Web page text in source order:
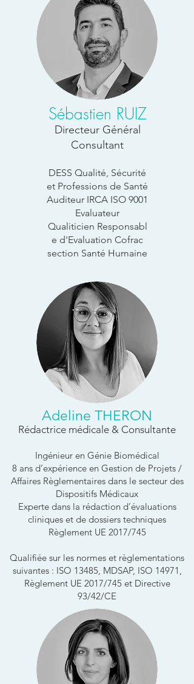
Sébastien RUIZ
Directeur Général
Consultant
DESS Qualité, Sécurité
et Professions de Santé
Auditeur IRCA ISO 9001
Evaluateur
Qualiticien Responsabl
e d'Evaluation Cofrac
section Santé Humaine
Adeline THERON
Rédactrice médicale & Consultante
Ingénieur en Génie Biomédical
8 ans d’expérience en Gestion de Projets /
Affaires Règlementaires dans le secteur des
Dispositifs Médicaux
Experte dans la rédaction d’évaluations
cliniques et de dossiers techniques
Règlement UE 2017/745
Qualifiée sur les normes et règlementations
suivantes : ISO 13485, MDSAP, ISO 14971,
Règlement UE 2017/745 et Directive
93/42/CE